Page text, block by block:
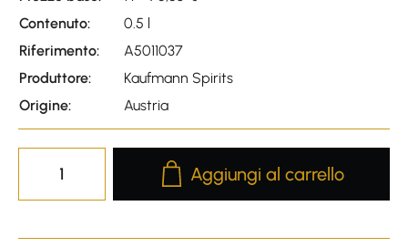
Contenuto:
0.5 l
Riferimento:
A5011037
Produttore:
Kaufmann Spirits
Origine:
Austria
Product Quantity: Enter the
Aggiungi al carrello